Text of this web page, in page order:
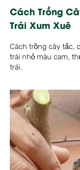
Cách Trồng
Trái Xum Xuê
Cách trồng cây tắc,
trái nhỏ màu cam,
trái.